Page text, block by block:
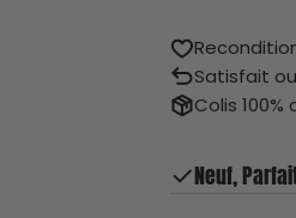
Satisfait
Colis 100%
Neuf,